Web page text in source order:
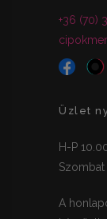
+36 (70)
Üzlet
H-P
A